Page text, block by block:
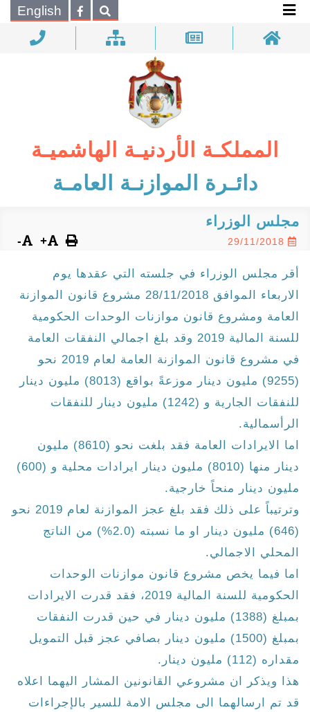
بحـث English
المملكـة الأردنيـة الهاشميـة
دائـرة الموازنـة العامـة
مجلس الوزراء
29/11/2018
+
-
أقر مجلس الوزراء في جلسته التي عقدها يوم
الاربعاء الموافق 28/11/2018 مشروع قانون الموازنة
العامة ومشروع قانون موازنات الوحدات الحكومية
للسنة المالية 2019 وقد بلغ اجمالي النفقات العامة
في مشروع قانون الموازنة العامة لعام 2019 نحو
(9255) مليون دينار موزعةً بواقع (8013) مليون دينار
للنفقات الجارية و (1242) مليون دينار للنفقات
الرأسمالية.
اما الايرادات العامة فقد بلغت نحو (8610) مليون
دينار منها (8010) مليون دينار ايرادات محلية و (600)
مليون دينار منحاً خارجية.
وترتيباً على ذلك فقد بلغ عجز الموازنة لعام 2019 نحو
(646) مليون دينار او ما نسبته (2.0%) من الناتج
المحلي الاجمالي.
اما فيما يخص مشروع قانون موازنات الوحدات
الحكومية للسنة المالية 2019، فقد قدرت الايرادات
بمبلغ (1388) مليون دينار في حين قدرت النفقات
بمبلغ (1500) مليون دينار بصافي عجز قبل التمويل
مقداره (112) مليون دينار.
هذا ويذكر ان مشروعي القانونين المشار اليهما اعلاه
قد تم ارسالهما الى مجلس الامة للسير بالإجراءات